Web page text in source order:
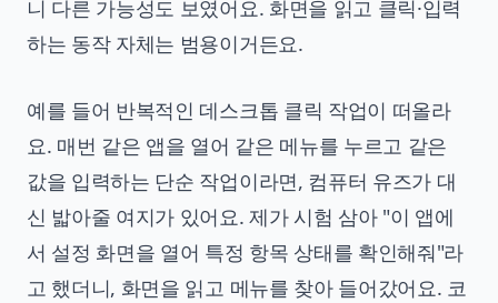
니 다른 가능성도 보였어요. 화면을 읽고 클릭·입력
하는 동작 자체는 범용이거든요.
예를 들어 반복적인 데스크톱 클릭 작업이 떠올라
요. 매번 같은 앱을 열어 같은 메뉴를 누르고 같은
값을 입력하는 단순 작업이라면, 컴퓨터 유즈가 대
신 밟아줄 여지가 있어요. 제가 시험 삼아 "이 앱에
서 설정 화면을 열어 특정 항목 상태를 확인해줘"라
고 했더니, 화면을 읽고 메뉴를 찾아 들어갔어요. 코